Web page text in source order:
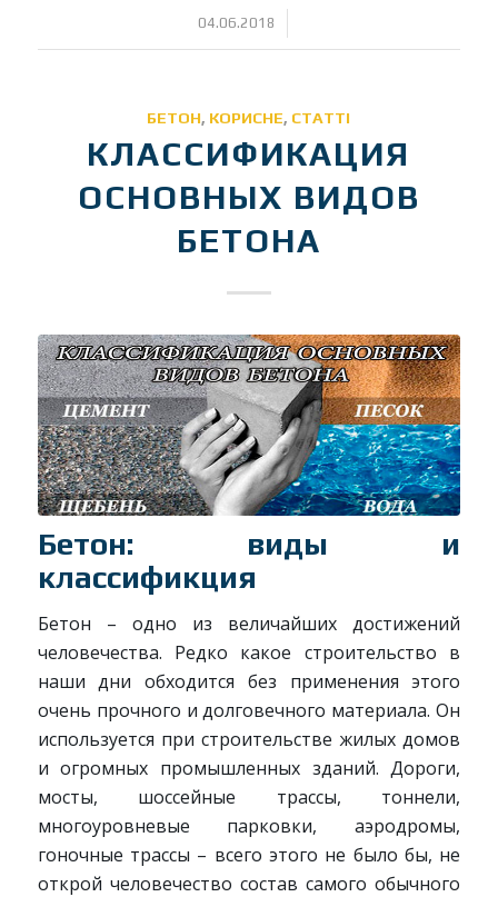
04.06.2018
/
БЕТОН, КОРИСНЕ, СТАТТІ
КЛАССИФИКАЦИЯ
ОСНОВНЫХ ВИДОВ
БЕТОНА
Бетон: виды и
классификция
Бетон – одно из величайших достижений
человечества. Редко какое строительство в
наши дни обходится без применения этого
очень прочного и долговечного материала. Он
используется при строительстве жилых домов
и огромных промышленных зданий. Дороги,
мосты, шоссейные трассы, тоннели,
многоуровневые парковки, аэродромы,
гоночные трассы – всего этого не было бы, не
открой человечество состав самого обычного